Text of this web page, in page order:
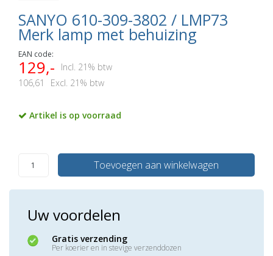
SANYO 610-309-3802 / LMP73
Merk lamp met behuizing
EAN code:
129,-
Incl. 21% btw
106,61
Excl. 21% btw
Artikel is op voorraad
Toevoegen aan winkelwagen
Uw voordelen
Gratis verzending
Per koerier en in stevige verzenddozen